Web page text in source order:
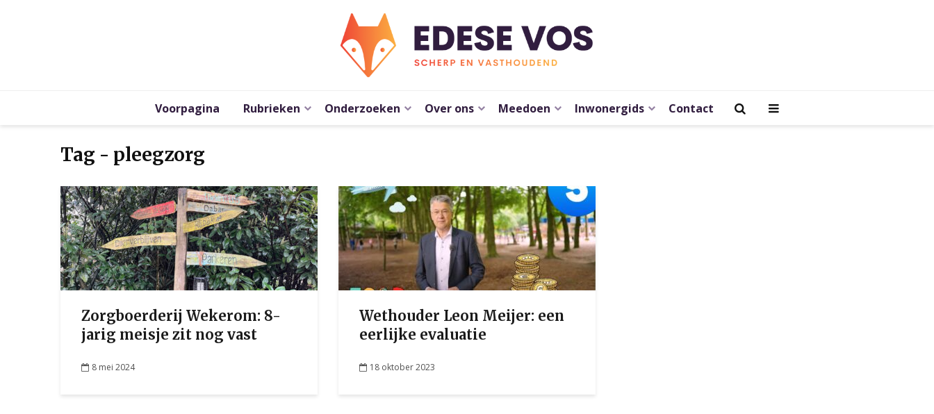
Voorpagina Rubrieken Onderzoeken Over ons Meedoen Inwonergids Contact
Tag - pleegzorg
Zorgboerderij Wekerom: 8-
jarig meisje zit nog vast
8 mei 2024
Wethouder Leon Meijer: een
eerlijke evaluatie
18 oktober 2023